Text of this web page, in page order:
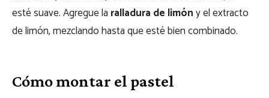
esté suave. Agregue la ralladura de limóny el extracto
de limón, mezclando hasta que esté bien combinado.
Cómo montar el pastel